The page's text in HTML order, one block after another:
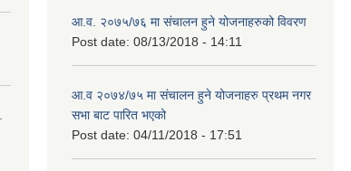
आ.व. २०७५/७६ मा संचालन हुने योजनाहरुको विवरण
Post date: 08/13/2018 - 14:11
आ.व २०७४/७५ मा संचालन हुने योजनाहरु प्रथम नगर
सभा बाट पारित भएको
Post date: 04/11/2018 - 17:51